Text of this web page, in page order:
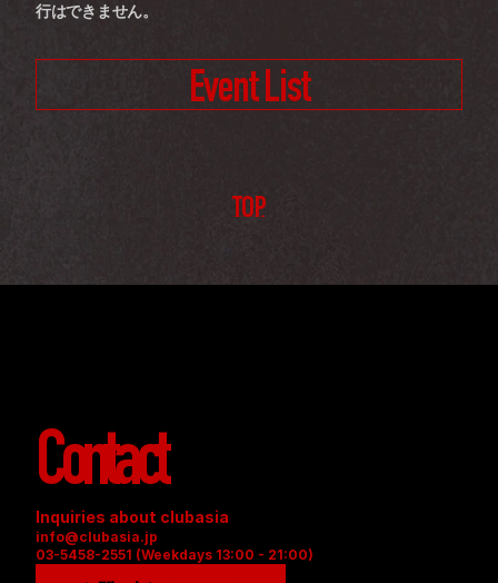
行はできません。
Event List
TOP
Contact
Inquiries about clubasia
info@clubasia.jp
03-5458-2551 (Weekdays 13:00 - 21:00)